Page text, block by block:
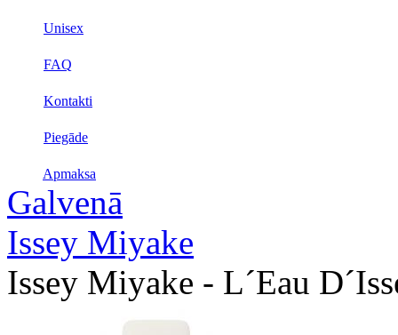
Unisex
FAQ
Kontakti
Piegāde
Apmaksa
Galvenā
Issey Miyake
Issey Miyake - L´Eau